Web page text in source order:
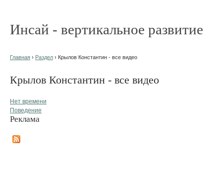
Инсай - вертикальное развитие
Главная › Раздел › Крылов Константин - все видео
Крылов Константин - все видео
Нет времени
Поведение
Реклама